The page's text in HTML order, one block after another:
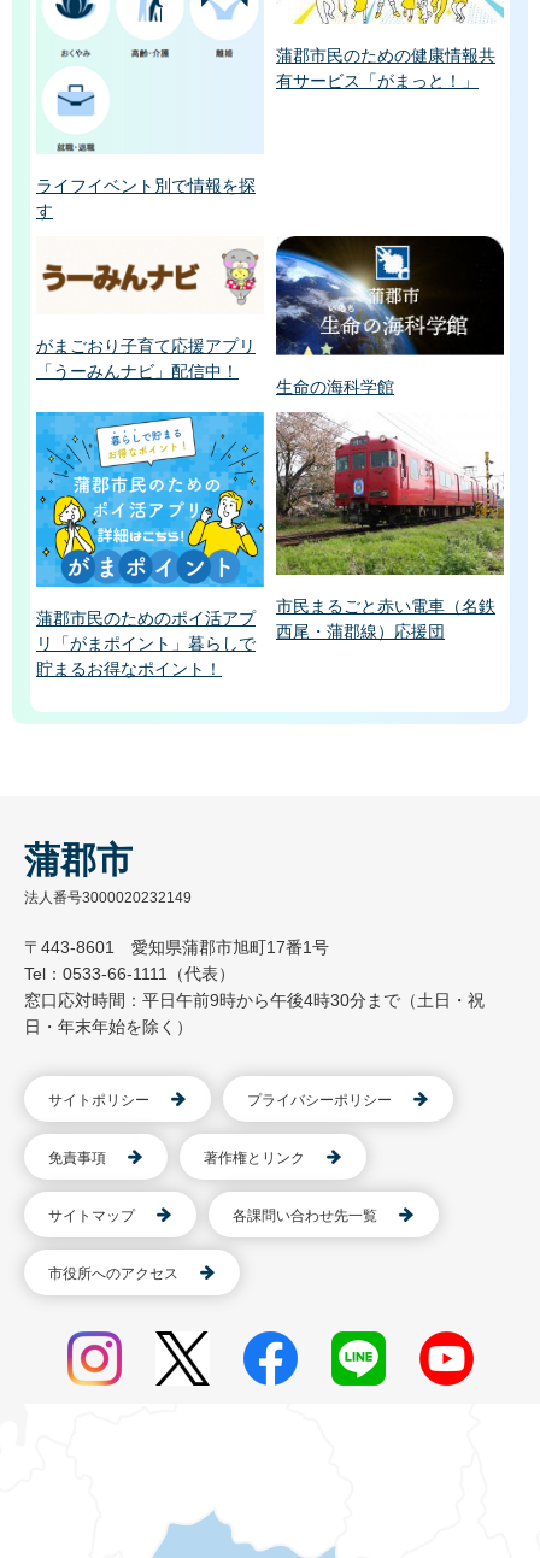
ライフイベント別で情報を探
す
蒲郡市民のための健康情報共
有サービス「がまっと！」
がまごおり子育て応援アプリ
「うーみんナビ」配信中！
生命の海科学館
蒲郡市民のためのポイ活アプ
リ「がまポイント」暮らしで
貯まるお得なポイント！
市民まるごと赤い電車（名鉄
西尾・蒲郡線）応援団
蒲郡市
法人番号3000020232149
〒443-8601 愛知県蒲郡市旭町17番1号
Tel：0533-66-1111（代表）
窓口応対時間：平日午前9時から午後4時30分まで（土日・祝
日・年末年始を除く）
サイトポリシー プライバシーポリシー
免責事項 著作権とリンク
サイトマップ 各課問い合わせ先一覧
市役所へのアクセス